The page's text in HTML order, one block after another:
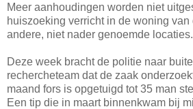
Meer aanhoudingen worden niet
huiszoeking verricht in de woning van
andere, niet nader genoemde locaties.
Deze week bracht de politie naar
rechercheteam dat de zaak
maand fors is opgetuigd tot 35 man
Een tip die in maart binnenkwam bij